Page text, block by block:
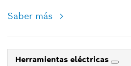
Saber más
Herramientas eléctricas